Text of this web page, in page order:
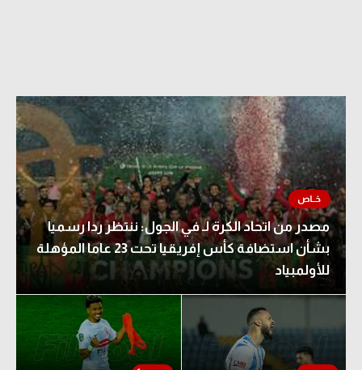
مصدر من اتحاد الكرة لـ في الجول: ننتظر ردا رسميا
بشأن استضافة كأس إفريقيا تحت 23 عاما المؤهلة
للأولمبياد